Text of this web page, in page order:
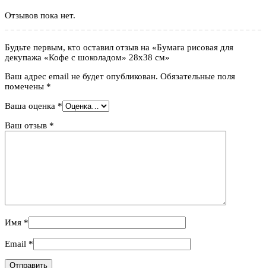
Отзывов пока нет.
Будьте первым, кто оставил отзыв на «Бумага рисовая для
декупажа «Кофе с шоколадом» 28х38 см»
Ваш адрес email не будет опубликован. Обязательные поля
помечены *
Ваша оценка *
Ваш отзыв *
Имя *
Email *